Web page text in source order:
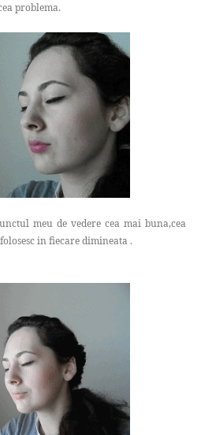
problema.
meu de vedere cea mai buna,cea
in fiecare dimineata .